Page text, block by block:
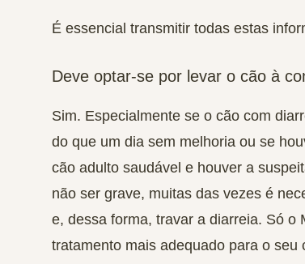
É essencial transmitir todas estas
Deve optar-se por levar o cão à
Sim. Especialmente se o cão com
do que um dia sem melhoria ou se
cão adulto saudável e houver a
não ser grave, muitas das vezes é
e, dessa forma, travar a diarreia. Só o
tratamento mais adequado para o seu